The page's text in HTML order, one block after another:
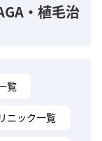
・植毛治
覧
ニック一覧